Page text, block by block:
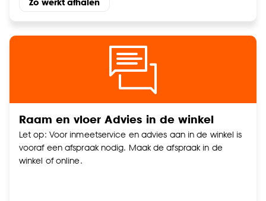
Zo werkt afhalen
Raam en vloer Advies in de winkel
Let op: Voor inmeetservice en advies aan in de winkel is
vooraf een afspraak nodig. Maak de afspraak in de
winkel of online.